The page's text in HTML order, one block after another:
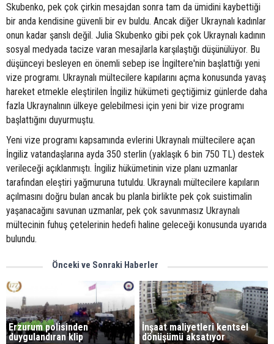
Skubenko, pek çok çirkin mesajdan sonra tam da ümidini kaybettiği
bir anda kendisine güvenli bir ev buldu. Ancak diğer Ukraynalı kadınlar
onun kadar şanslı değil. Julia Skubenko gibi pek çok Ukraynalı kadının
sosyal medyada tacize varan mesajlarla karşılaştığı düşünülüyor. Bu
düşünceyi besleyen en önemli sebep ise İngiltere'nin başlattığı yeni
vize programı. Ukraynalı mültecilere kapılarını açma konusunda yavaş
hareket etmekle eleştirilen İngiliz hükümeti geçtiğimiz günlerde daha
fazla Ukraynalının ülkeye gelebilmesi için yeni bir vize programı
başlattığını duyurmuştu.
Yeni vize programı kapsamında evlerini Ukraynalı mültecilere açan
İngiliz vatandaşlarına ayda 350 sterlin (yaklaşık 6 bin 750 TL) destek
verileceği açıklanmıştı. İngiliz hükümetinin vize planı uzmanlar
tarafından eleştiri yağmuruna tutuldu. Ukraynalı mültecilere kapıların
açılmasını doğru bulan ancak bu planla birlikte pek çok suistimalin
yaşanacağını savunan uzmanlar, pek çok savunmasız Ukraynalı
mültecinin fuhuş çetelerinin hedefi haline geleceği konusunda uyarıda
bulundu.
Önceki ve Sonraki Haberler
Erzurum polisinden
duygulandıran klip
İnşaat maliyetleri kentsel
dönüşümü aksatıyor